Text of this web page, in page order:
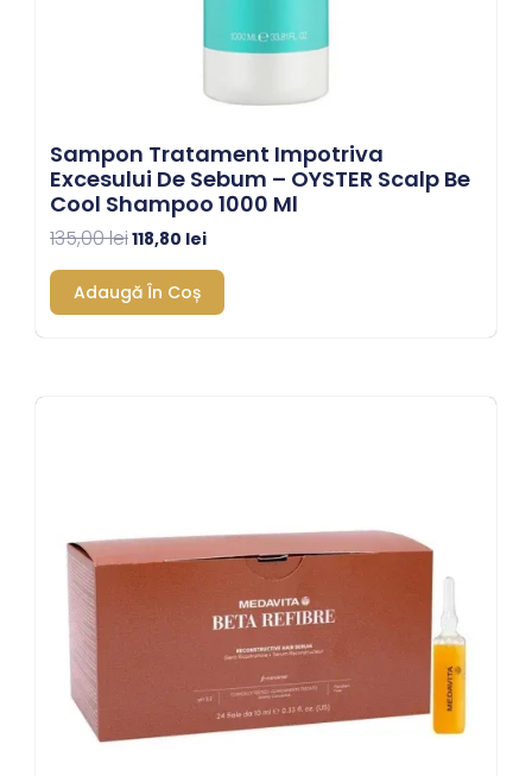
Sampon Tratament Impotriva
Excesului De Sebum – OYSTER Scalp Be
Cool Shampoo 1000 Ml
135,00lei118,80 lei
Adaugă În Coș